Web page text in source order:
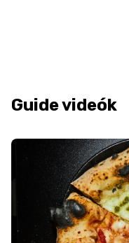
Guide videók